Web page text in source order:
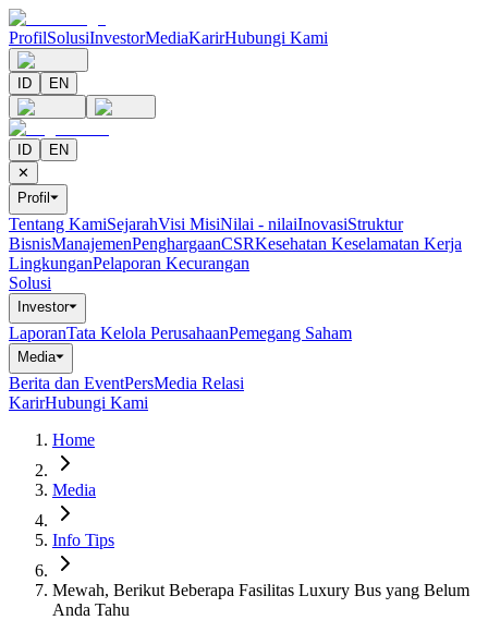
ProfilSolusiInvestorMediaKarirHubungi Kami
ID EN
ID
EN
✕
Profil ⏷
Tentang KamiSejarahVisi MisiNilai - nilaiInovasiStruktur
BisnisManajemenPenghargaanCSRKesehatan Keselamatan Kerja
LingkunganPelaporan Kecurangan
Solusi
Investor⏷
LaporanTata Kelola PerusahaanPemegang Saham
Media⏷
Berita dan EventPersMedia Relasi
KarirHubungi Kami
Home
Media
Info Tips
Mewah, Berikut Beberapa Fasilitas Luxury Bus yang Belum
Anda Tahu